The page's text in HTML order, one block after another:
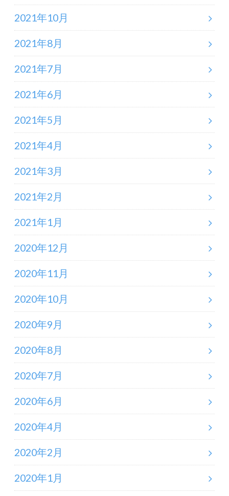
2021年10月
2021年8月
2021年7月
2021年6月
2021年5月
2021年4月
2021年3月
2021年2月
2021年1月
2020年12月
2020年11月
2020年10月
2020年9月
2020年8月
2020年7月
2020年6月
2020年4月
2020年2月
2020年1月